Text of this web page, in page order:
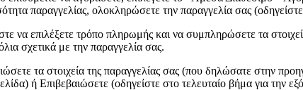
παραγγελίας, ολοκληρώσετε την παραγγελία σας
να επιλέξετε τρόπο πληρωμής και να συμπληρώσετε τα
σχετικά με την παραγγελία σας.
τα στοιχεία της παραγγελίας σας (που δηλώσατε στην
ή Επιβεβαιώσετε (οδηγείστε στο τελευταίο βήμα για την